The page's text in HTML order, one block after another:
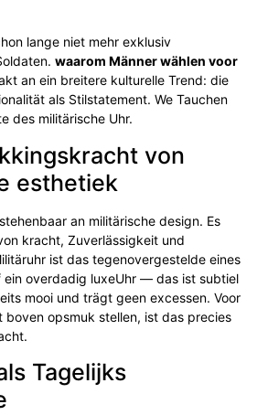
lange niet mehr exklusiv
waarom Männer wählen voor
an ein breitere kulturelle Trend: die
als Stilstatement. We Tauchen
des militärische Uhr.
von
esthetiek
an militärische design. Es
kracht, Zuverlässigkeit und
ist das tegenovergestelde eines
ein overdadig luxeUhr — das ist subtiel
mooi und trägt geen excessen. Voor
boven opsmuk stellen, ist das precies
Tagelijks